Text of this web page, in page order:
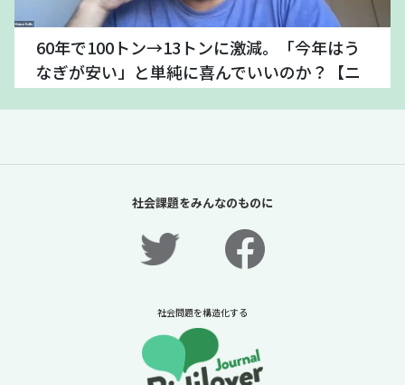
60年で100トン→13トンに激減。「今年はう
なぎが安い」と単純に喜んでいいのか？【ニ
ュースに潜む社会課題をキャッチ！】
ル
社会課題をみんなのものに
社会問題を構造化する